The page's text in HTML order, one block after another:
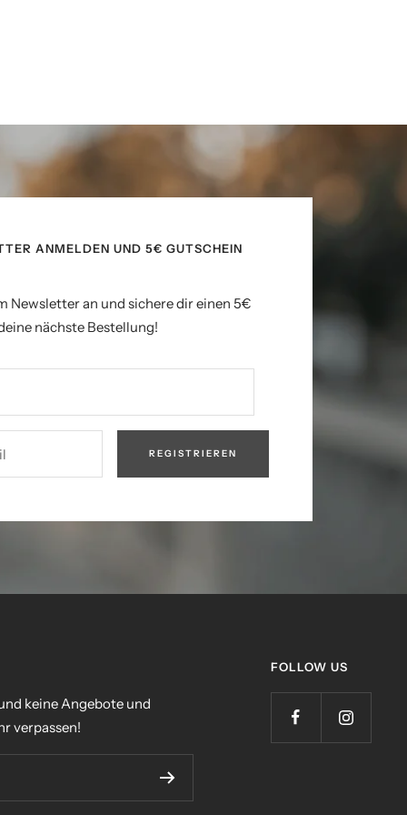
ANMELDEN UND 5€ GUTSCHEIN
Newsletter an und sichere dir einen 5€
nächste Bestellung!
REGISTRIEREN
keine Angebote und
verpassen!
FOLLOW US